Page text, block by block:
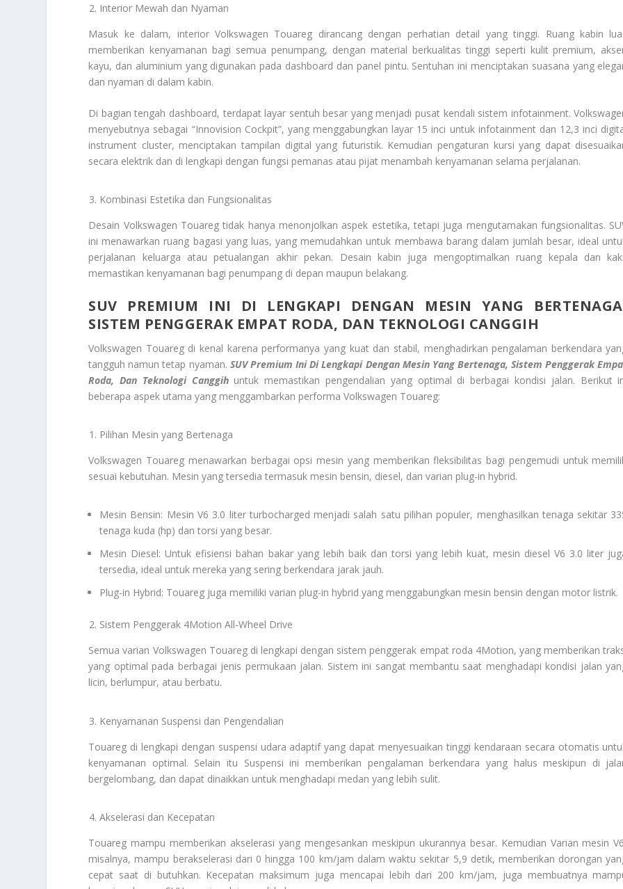
Interior Mewah dan Nyaman
Masuk ke dalam, interior Volkswagen Touareg dirancang dengan perhatian detail yang tinggi. Ruang kabin
memberikan kenyamanan bagi semua penumpang, dengan material berkualitas tinggi seperti kulit premium,
kayu, dan aluminium yang digunakan pada dashboard dan panel pintu. Sentuhan ini menciptakan suasana yang
dan nyaman di dalam kabin.
Di bagian tengah dashboard, terdapat layar sentuh besar yang menjadi pusat kendali sistem infotainment.
menyebutnya sebagai “Innovision Cockpit”, yang menggabungkan layar 15 inci untuk infotainment dan 12,3 inci
instrument cluster, menciptakan tampilan digital yang futuristik. Kemudian pengaturan kursi yang dapat
secara elektrik dan di lengkapi dengan fungsi pemanas atau pijat menambah kenyamanan selama perjalanan.
Kombinasi Estetika dan Fungsionalitas
Desain Volkswagen Touareg tidak hanya menonjolkan aspek estetika, tetapi juga mengutamakan fungsionalitas.
ini menawarkan ruang bagasi yang luas, yang memudahkan untuk membawa barang dalam jumlah besar, ideal
perjalanan keluarga atau petualangan akhir pekan. Desain kabin juga mengoptimalkan ruang kepala dan
memastikan kenyamanan bagi penumpang di depan maupun belakang.
SUV PREMIUM INI DI LENGKAPI DENGAN MESIN YANG
SISTEM PENGGERAK EMPAT RODA, DAN TEKNOLOGI CANGGIH
Volkswagen Touareg di kenal karena performanya yang kuat dan stabil, menghadirkan pengalaman berkendara
tangguh namun tetap nyaman. SUV Premium Ini DiLengkapi Dengan Mesin Yang Bertenaga, Sistem Penggerak
Roda, Dan Teknologi Canggihuntuk memastikan pengendalian yang optimal di berbagai kondisi jalan. Berikut
beberapa aspek utama yang menggambarkan performa Volkswagen Touareg:
Pilihan Mesin yang Bertenaga
Volkswagen Touareg menawarkan berbagai opsi mesin yang memberikan fleksibilitas bagi pengemudi untuk
sesuai kebutuhan. Mesin yang tersedia termasuk mesin bensin, diesel, dan varian plug-in hybrid.
Mesin Bensin: Mesin V6 3.0 liter turbocharged menjadi salah satu pilihan populer, menghasilkan tenaga sekitar
tenaga kuda (hp) dan torsi yang besar.
Mesin Diesel: Untuk efisiensi bahan bakar yang lebih baik dan torsi yang lebih kuat, mesin diesel V6 3.0 liter
tersedia, ideal untuk mereka yang sering berkendara jarak jauh.
Plug-in Hybrid: Touareg juga memiliki varian plug-in hybrid yang menggabungkan mesin bensin dengan motor listrik.
Sistem Penggerak 4Motion All-Wheel Drive
Semua varian Volkswagen Touareg di lengkapi dengan sistem penggerak empat roda 4Motion, yang memberikan
yang optimal pada berbagai jenis permukaan jalan. Sistem ini sangat membantu saat menghadapi kondisi jalan
licin, berlumpur, atau berbatu.
Kenyamanan Suspensi dan Pengendalian
Touareg di lengkapi dengan suspensi udara adaptif yang dapat menyesuaikan tinggi kendaraan secara otomatis
kenyamanan optimal. Selain itu Suspensi ini memberikan pengalaman berkendara yang halus meskipun di
bergelombang, dan dapat dinaikkan untuk menghadapi medan yang lebih sulit.
Akselerasi dan Kecepatan
Touareg mampu memberikan akselerasi yang mengesankan meskipun ukurannya besar. Kemudian Varian mesin
misalnya, mampu berakselerasi dari 0 hingga 100 km/jam dalam waktu sekitar 5,9 detik, memberikan dorongan
cepat saat di butuhkan. Kecepatan maksimum juga mencapai lebih dari 200 km/jam, juga membuatnya